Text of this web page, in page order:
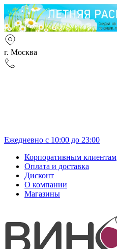
г. Москва
Ежедневно с 10:00 до 23:00
Корпоративным клиентам
Оплата и доставка
Дисконт
О компании
Магазины